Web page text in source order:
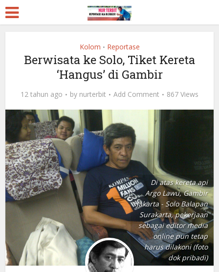
Kolom • Reportase
Berwisata ke Solo, Tiket Kereta
‘Hangus’ di Gambir
12 tahun ago by nurterbit Add Comment 867 Views
Di atas kereta api
Argo Lawu, Gambir
Jakarta - Solo Balapan
Surakarta, pekerjaan
sebagai editor media
online pun tetap
harus dilakoni (foto
dok pribadi)